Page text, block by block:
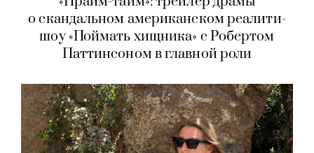
о скандальном американском реалити-
шоу «Поймать хищника» с Робертом
Паттинсоном в главной роли